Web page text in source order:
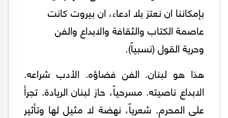
بإمكاننا ان نعتز بلا ادعاء، ان بيروت كانت
عاصمة الكتاب والثقافة والابداع والفن
وحرية القول (نسبياً).
هذا هو لبنان. الفن فضاؤه. الأدب شراعه.
الابداع ناصيته. مسرحياً، حاز لبنان الريادة. تجرأ
على المحرم. شعرياً، نهضة لا مثيل لها وتأثير